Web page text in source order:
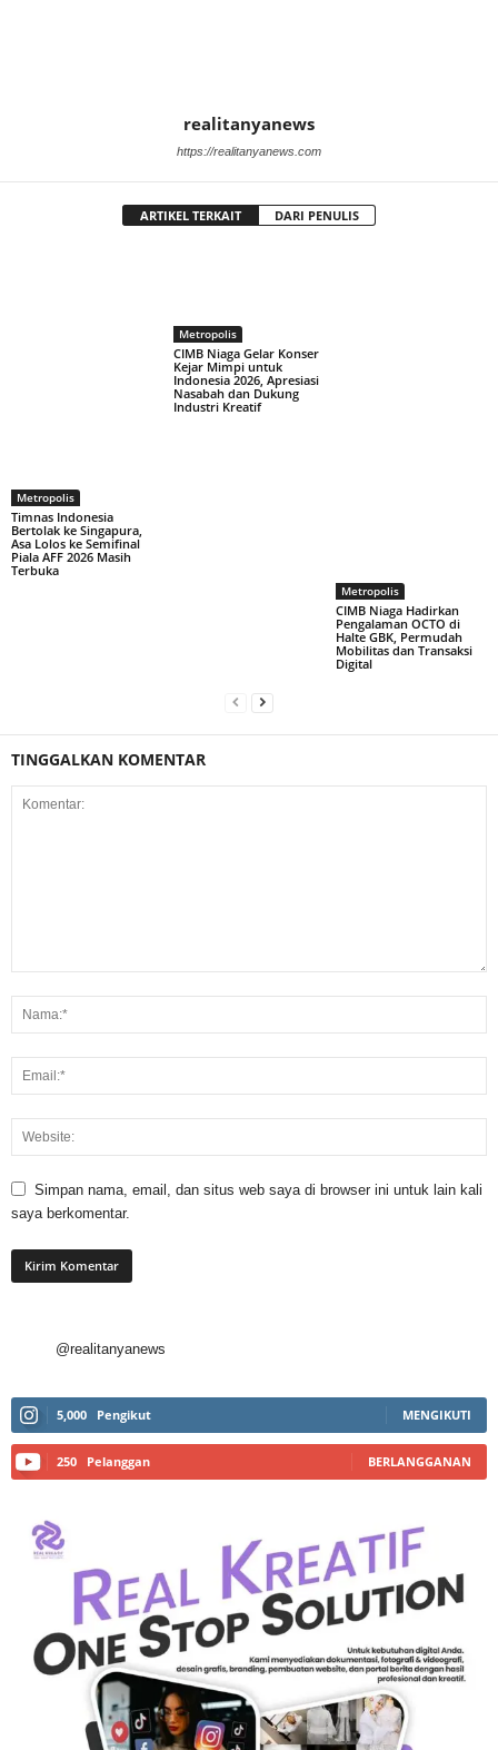
realitanyanews
https://realitanyanews.com
ARTIKEL TERKAIT DARI PENULIS
Metropolis
Timnas Indonesia
Bertolak ke Singapura,
Asa Lolos ke Semifinal
Piala AFF 2026 Masih
Terbuka
Metropolis
CIMB Niaga Gelar Konser
Kejar Mimpi untuk
Indonesia 2026, Apresiasi
Nasabah dan Dukung
Industri Kreatif
Metropolis
CIMB Niaga Hadirkan
Pengalaman OCTO di
Halte GBK, Permudah
Mobilitas dan Transaksi
Digital
TINGGALKAN KOMENTAR
Simpan nama, email, dan situs web saya di browser ini untuk lain kali
saya berkomentar.
@realitanyanews
5,000 Pengikut MENGIKUTI
250 Pelanggan BERLANGGANAN